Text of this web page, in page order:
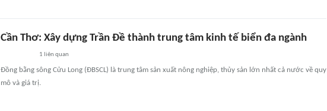
Cần Thơ: Xây dựng Trần Đề thành trung tâm kinh tế biển đa ngành
1 liên quan
Đồng bằng sông Cửu Long (ĐBSCL) là trung tâm sản xuất nông nghiệp, thủy sản lớn nhất cả nước về quy
mô và giá trị.